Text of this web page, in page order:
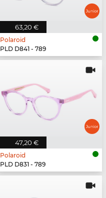
63,20 €
Polaroid
PLD D841 - 789
47,20 €
Polaroid
PLD D831 - 789